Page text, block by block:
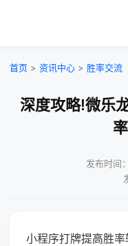
首页 > 资讯中心 > 胜率交流
深度攻略!微乐
发布时间
小程序打牌提高胜